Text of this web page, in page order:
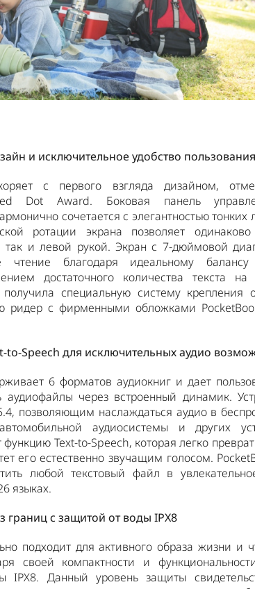
и исключительное удобство пользования
с первого взгляда дизайном,
Dot Award. Боковая панель
сочетается с элегантностью тонких
ротации экрана позволяет
так и левой рукой. Экран с 7-дюймовой
чтение благодаря идеальному
достаточного количества текста на
специальную систему крепления
ридер с фирменными обложками
Speech для исключительных аудио
6 форматов аудиокниг и дает
аудиофайлы через встроенный динамик.
позволяющим наслаждаться аудио в
аудиосистемы и других
Text-to-Speech, которая легко
его естественно звучащим голосом.
любой текстовый файл в
языках.
границ с защитой от воды IPX8
подходит для активного образа жизни и
своей компактности и
IPX8. Данный уровень защиты